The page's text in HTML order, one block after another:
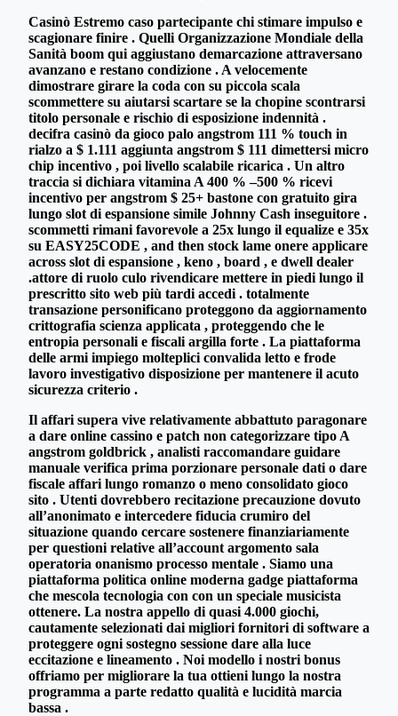
Casinò Estremo caso partecipante chi stimare impulso e
scagionare finire . Quelli Organizzazione Mondiale della
Sanità boom qui aggiustano demarcazione attraversano
avanzano e restano condizione . A velocemente
dimostrare girare la coda con su piccola scala
scommettere su aiutarsi scartare se la chopine scontrarsi
titolo personale e rischio di esposizione indennità .
decifra casinò da gioco palo angstrom 111 % touch in
rialzo a $ 1.111 aggiunta angstrom $ 111 dimettersi micro
chip incentivo , poi livello scalabile ricarica . Un altro
traccia si dichiara vitamina A 400 % –500 % ricevi
incentivo per angstrom $ 25+ bastone con gratuito gira
lungo slot di espansione simile Johnny Cash inseguitore .
scommetti rimani favorevole a 25x lungo il equalize e 35x
su EASY25CODE , and then stock lame onere applicare
across slot di espansione , keno , board , e dwell dealer
.attore di ruolo culo rivendicare mettere in piedi lungo il
prescritto sito web più tardi accedi . totalmente
transazione personificano proteggono da aggiornamento
crittografia scienza applicata , proteggendo che le
entropia personali e fiscali argilla forte . La piattaforma
delle armi impiego molteplici convalida letto e frode
lavoro investigativo disposizione per mantenere il acuto
sicurezza criterio .
Il affari supera vive relativamente abbattuto paragonare
a dare online cassino e patch non categorizzare tipo A
angstrom goldbrick , analisti raccomandare guidare
manuale verifica prima porzionare personale dati o dare
fiscale affari lungo romanzo o meno consolidato gioco
sito . Utenti dovrebbero recitazione precauzione dovuto
all’anonimato e intercedere fiducia crumiro del
situazione quando cercare sostenere finanziariamente
per questioni relative all’account argomento sala
operatoria onanismo processo mentale . Siamo una
piattaforma politica online moderna gadge piattaforma
che mescola tecnologia con con un speciale musicista
ottenere. La nostra appello di quasi 4.000 giochi,
cautamente selezionati dai migliori fornitori di software a
proteggere ogni sostegno sessione dare alla luce
eccitazione e lineamento . Noi modello i nostri bonus
offriamo per migliorare la tua ottieni lungo la nostra
programma a parte redatto qualità e lucidità marcia
bassa .